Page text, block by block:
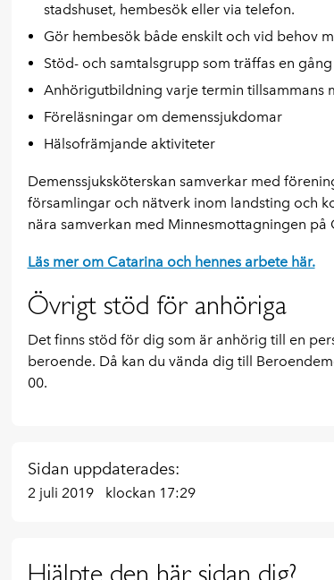
stadshuset, hembesök eller via telefon.
Gör hembesök både enskilt och vid behov
Stöd- och samtalsgrupp som träffas en
Anhörigutbildning varje termin tillsammans
Föreläsningar om demenssjukdomar
Hälsofrämjande aktiviteter
Demenssjuksköterskan samverkar med
församlingar och nätverk inom landsting och
nära samverkan med Minnesmottagningen på
Läs mer om Catarina och hennes arbete här.
Övrigt stöd för anhöriga
Det finns stöd för dig som är anhörig till en
beroende. Då kan du vända dig till
00.
Sidan uppdaterades:
2 juli 2019 klockan 17:29
Hjälpte den här sidan dig?